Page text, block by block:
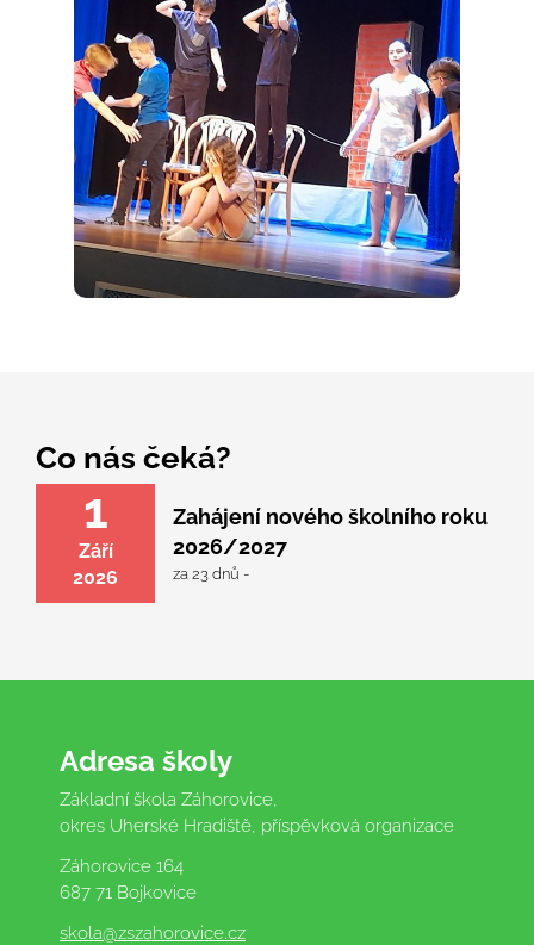
Co nás čeká?
1
Září
2026
Zahájení nového školního roku
2026/2027
za 23 dnů -
Adresa školy
Základní škola Záhorovice,
okres Uherské Hradiště, příspěvková organizace
Záhorovice 164
687 71 Bojkovice
skola@zszahorovice.cz